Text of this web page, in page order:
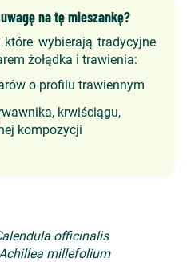
na tę mieszankę?
wybierają tradycyjne
żołądka i trawienia:
o profilu trawiennym
krwiściągu,
kompozycji
officinalis
millefolium